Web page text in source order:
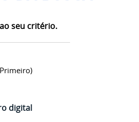
seu critério.
digital